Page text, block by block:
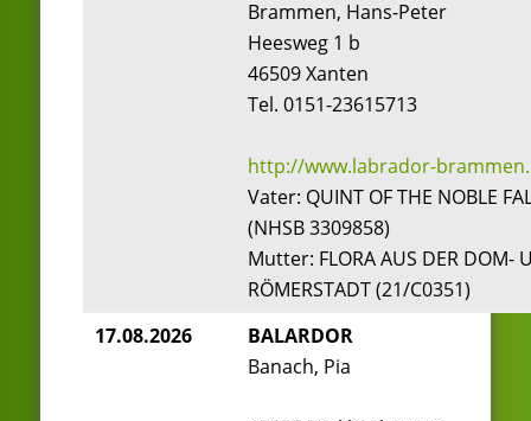
Brammen, Hans-Peter
Heesweg 1 b
46509 Xanten
Tel. 0151-23615713
http://www.labrador-
Vater: QUINT OF THE NOBLE
(NHSB 3309858)
Mutter: FLORA AUS DER DOM-
RÖMERSTADT (21/C0351)
17.08.2026
BALARDOR
Banach, Pia